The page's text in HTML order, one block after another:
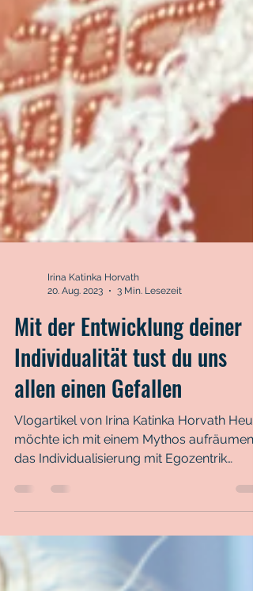
20. Aug. 2023
3 Min. Lesezeit
Mit der Entwicklung deiner
Individualität tust du uns
allen einen Gefallen
Vlogartikel von Irina Katinka Horvath
das Individualisierung mit Egozentrik
gleichzusetzen...